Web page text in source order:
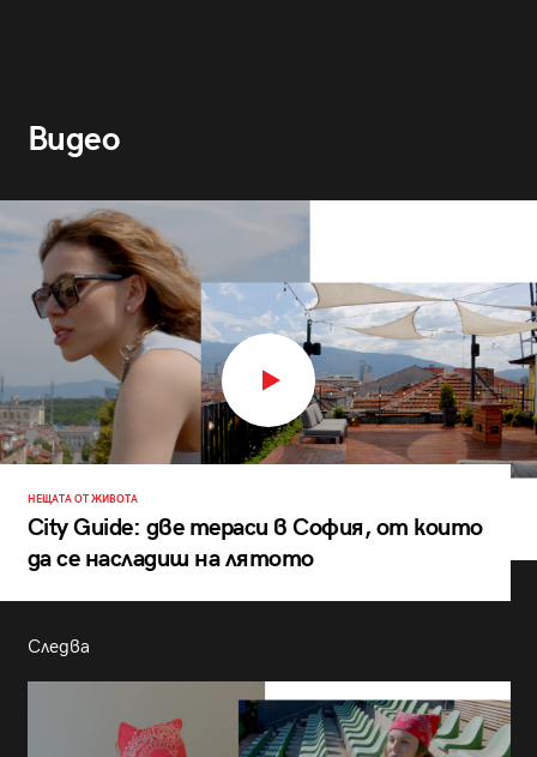
Видео
НЕЩАТА ОТ ЖИВОТА
City Guide: две тераси в София, от които
да се насладиш на лятото
Следва